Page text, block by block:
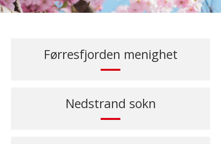
Førresfjorden menighet
Nedstrand sokn